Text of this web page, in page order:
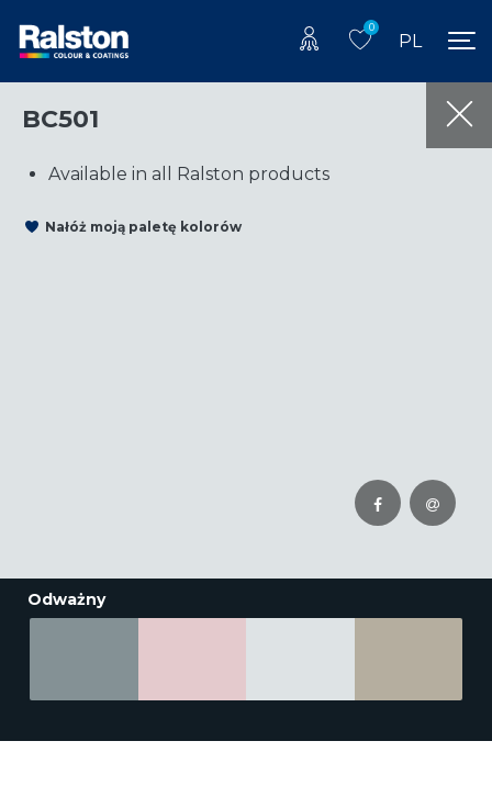
0
PL
BC501
Available in all Ralston products
Nałóż moją paletę kolorów
Odważny